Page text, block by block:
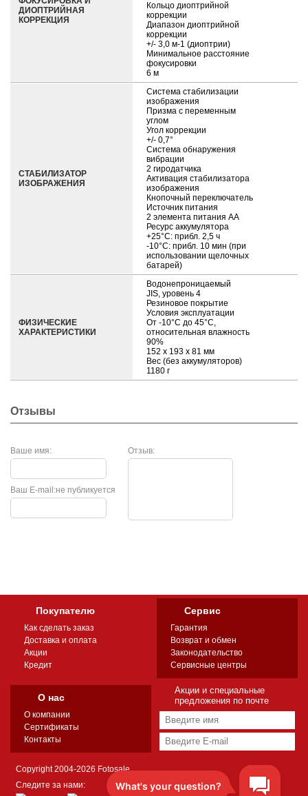
ДИОПТРИЙНАЯ
КОРРЕКЦИЯ
Кольцо диоптрийной
коррекции
Диапазон диоптрийной
коррекции
+/- 3,0 м-1 (диоптрии)
Минимальное расстояние
фокусировки
6 м
СТАБИЛИЗАТОР
ИЗОБРАЖЕНИЯ
Система стабилизации
изображения
Призма с переменным
углом
Угол коррекции
+/- 0,7°
Система обнаружения
вибрации
2 гиродатчика
Активация стабилизатора
изображения
Кнопочный переключатель
Источник питания
2 элемента питания AA
Ресурс аккумулятора
+25°C: прибл. 2,5 ч
-10°C: прибл. 10 мин (при
использовании щелочных
батарей)
ФИЗИЧЕСКИЕ
ХАРАКТЕРИСТИКИ
Водонепроницаемый
JIS, уровень 4
Резиновое покрытие
Условия эксплуатации
От -10°C до 45°C,
относительная влажность
90%
152 x 193 x 81 мм
Вес (без аккумуляторов)
1180 г
Отзывы
Ваше имя: Отзыв:
не публикуется
Ваш E-mail:
Покупателю
Как сделать заказ
Доставка и оплата
Акции
Кредит
Сервис
Гарантия
Возврат и обмен
Законодательство
Сервисные центры
О нас
О компании
Сертификаты
Контакты
Акции и специальные
предложения по почте
Copyright 2004-2026 Fotosale
Следите за нами: